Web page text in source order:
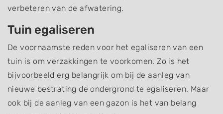
verbeteren van de afwatering.
Tuin egaliseren
De voornaamste reden voor het egaliseren van een
tuin is om verzakkingen te voorkomen. Zo is het
bijvoorbeeld erg belangrijk om bij de aanleg van
nieuwe bestrating de ondergrond te egaliseren. Maar
ook bij de aanleg van een gazon is het van belang